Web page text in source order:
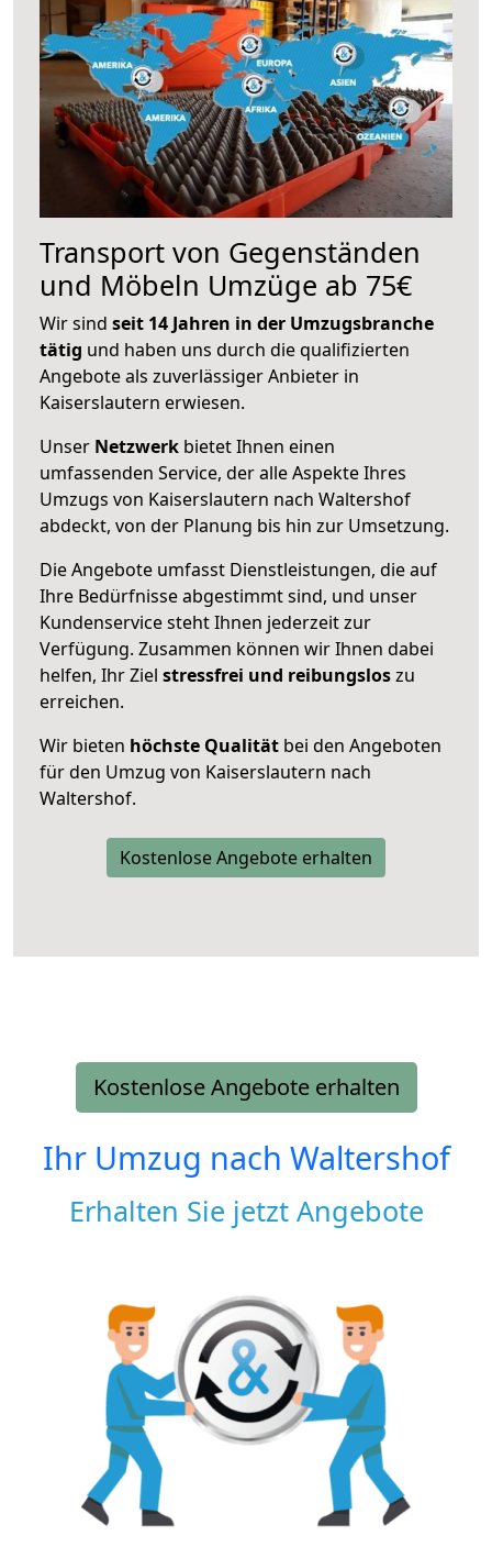
Transport von Gegenständen
und Möbeln Umzüge ab 75€
Wir sind seit 14 Jahren in der Umzugsbranche
tätig und haben uns durch die qualifizierten
Angebote als zuverlässiger Anbieter in
Kaiserslautern erwiesen.
Unser Netzwerk bietet Ihnen einen
umfassenden Service, der alle Aspekte Ihres
Umzugs von Kaiserslautern nach Waltershof
abdeckt, von der Planung bis hin zur Umsetzung.
Die Angebote umfasst Dienstleistungen, die auf
Ihre Bedürfnisse abgestimmt sind, und unser
Kundenservice steht Ihnen jederzeit zur
Verfügung. Zusammen können wir Ihnen dabei
helfen, Ihr Ziel stressfrei und reibungsloszu
erreichen.
Wir bieten höchste Qualität bei den Angeboten
für den Umzug von Kaiserslautern nach
Waltershof.
Kostenlose Angebote erhalten
Kostenlose Angebote erhalten
Ihr Umzug nach Waltershof
Erhalten Sie jetzt Angebote